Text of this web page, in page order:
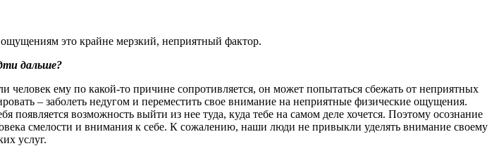
это крайне мерзкий, неприятный фактор.
дальше?
ему по какой-то причине сопротивляется, он может попытаться сбежать от неприятных
– заболеть недугом и переместить свое внимание на неприятные физические ощущения.
возможность выйти из нее туда, куда тебе на самом деле хочется. Поэтому осознание
смелости и внимания к себе. К сожалению, наши люди не привыкли уделять внимание своему
услуг.